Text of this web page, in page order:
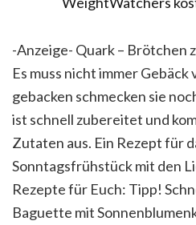
-Anzeige- Quark – Brötchen
Es muss nicht immer Gebäck
gebacken schmecken sie
ist schnell zubereitet und
Zutaten aus. Ein Rezept für
Sonntagsfrühstück mit den
Rezepte für Euch: Tipp!
Baguette mit